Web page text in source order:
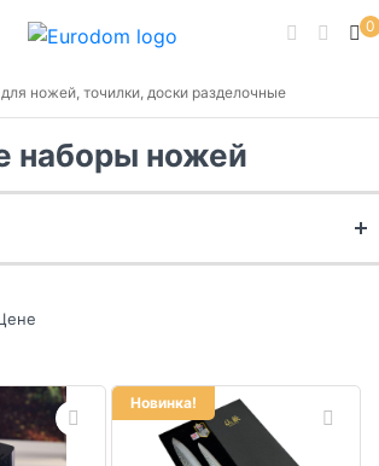
0
ножей, точилки, доски разделочные
наборы ножей
Новинка!